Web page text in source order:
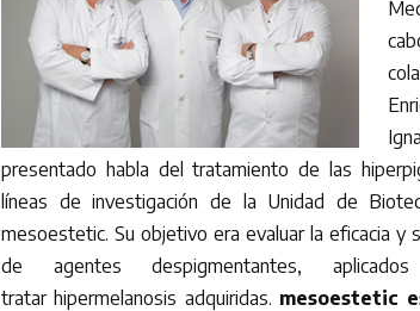
presentado habla del tratamiento de las
líneas de investigación de la Unidad de
mesoestetic. Su objetivo era evaluar la eficacia y
de agentes despigmentantes,
tratar hipermelanosis adquiridas. mesoestetic